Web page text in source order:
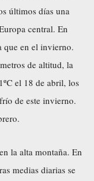
últimos días una
central. En
que en el invierno.
de altitud, la
el 18 de abril, los
de este invierno.
la alta montaña. En
medias diarias se